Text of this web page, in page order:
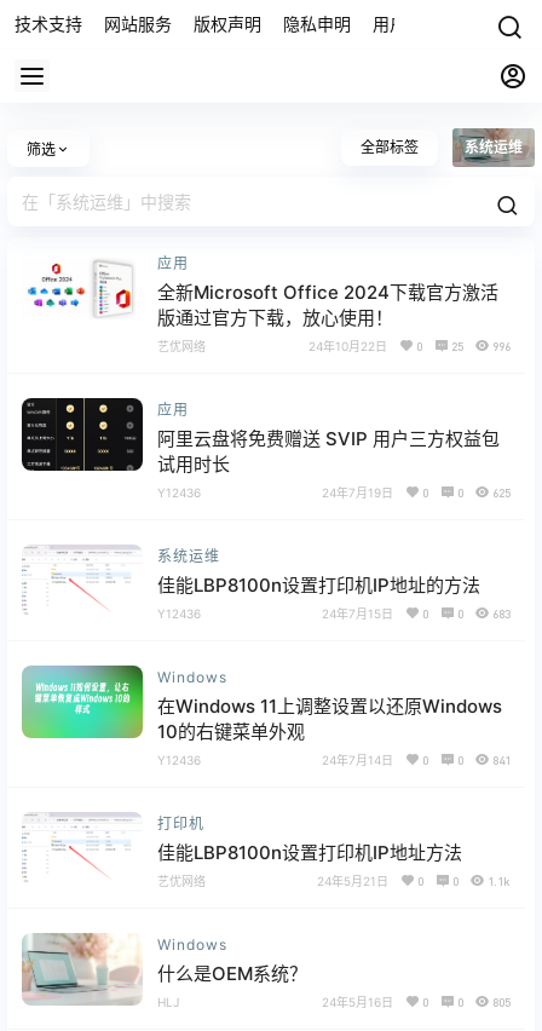
技术支持 网站服务 版权声明 隐私申明 用户协议 联系我们
筛选 全部标签 系统运维
应用
全新Microsoft Office 2024下载官方激活
版通过官方下载，放心使用！
艺优网络 24年10月22日 0 25 996
应用
阿里云盘将免费赠送 SVIP 用户三方权益包
试用时长
Y12436 24年7月19日 0 0 625
系统运维
佳能LBP8100n设置打印机IP地址的方法
Y12436 24年7月15日 0 0 683
Windows
在Windows 11上调整设置以还原Windows
10的右键菜单外观
Y12436 24年7月14日 0 0 841
打印机
佳能LBP8100n设置打印机IP地址方法
艺优网络 24年5月21日 0 0 1.1k
Windows
什么是OEM系统？
HLJ 24年5月16日 0 0 805